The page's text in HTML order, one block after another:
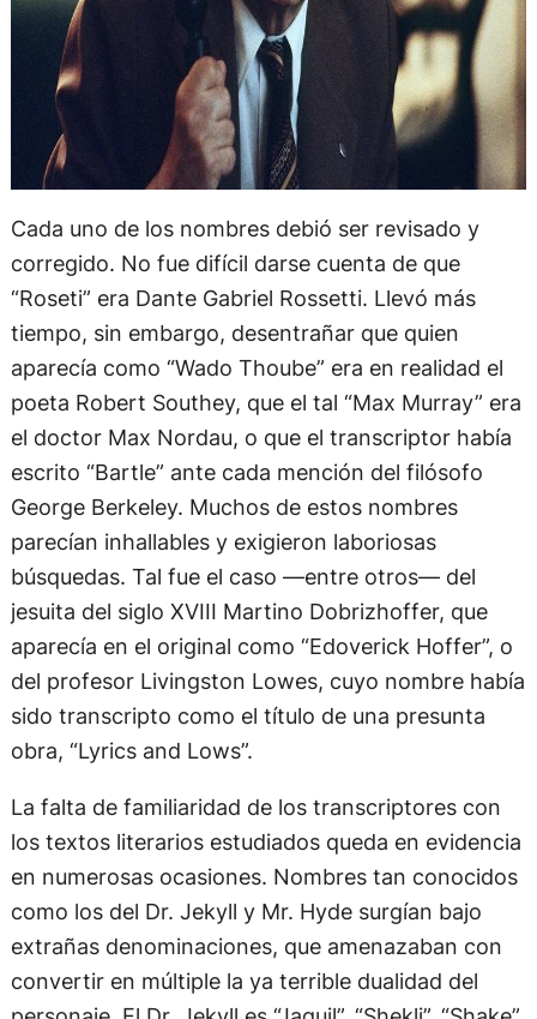
Cada uno de los nombres debió ser revisado y
corregido. No fue difícil darse cuenta de que
“Roseti” era Dante Gabriel Rossetti. Llevó más
tiempo, sin embargo, desentrañar que quien
aparecía como “Wado Thoube” era en realidad el
poeta Robert Southey, que el tal “Max Murray” era
el doctor Max Nordau, o que el transcriptor había
escrito “Bartle” ante cada mención del filósofo
George Berkeley. Muchos de estos nombres
parecían inhallables y exigieron laboriosas
búsquedas. Tal fue el caso —entre otros— del
jesuita del siglo XVIII Martino Dobrizhoffer, que
aparecía en el original como “Edoverick Hoffer”, o
del profesor Livingston Lowes, cuyo nombre había
sido transcripto como el título de una presunta
obra, “Lyrics and Lows”.
La falta de familiaridad de los transcriptores con
los textos literarios estudiados queda en evidencia
en numerosas ocasiones. Nombres tan conocidos
como los del Dr. Jekyll y Mr. Hyde surgían bajo
extrañas denominaciones, que amenazaban con
convertir en múltiple la ya terrible dualidad del